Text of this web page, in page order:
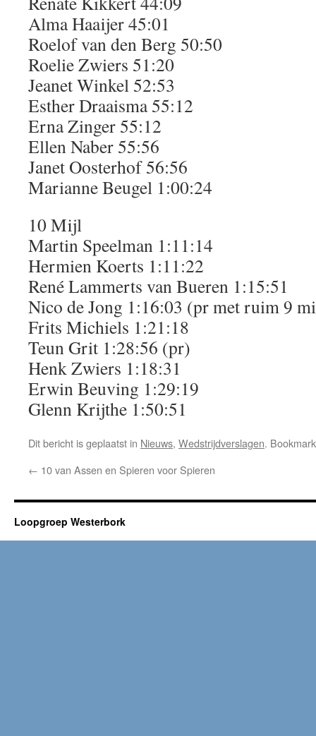
Alma Haaijer 45:01
Roelof van den Berg 50:50
Roelie Zwiers 51:20
Jeanet Winkel 52:53
Esther Draaisma 55:12
Erna Zinger 55:12
Ellen Naber 55:56
Janet Oosterhof 56:56
Marianne Beugel 1:00:24
10 Mijl
Martin Speelman 1:11:14
Hermien Koerts 1:11:22
René Lammerts van Bueren 1:15:51
Nico de Jong 1:16:03 (pr met ruim 9
Frits Michiels 1:21:18
Teun Grit 1:28:56 (pr)
Henk Zwiers 1:18:31
Erwin Beuving 1:29:19
Glenn Krijthe 1:50:51
Dit bericht is geplaatst in Nieuws, Wedstrijdverslagen.
← 10 van Assen en Spieren voor Spieren
Loopgroep Westerbork